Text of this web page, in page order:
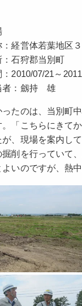
：経営体若葉地区
：石狩郡当別町
2010/07/21～
者：劔持 雄
ったのは、当別町
。「こちらにきて
が、現場を案内し
掘削を行っていて
よいのですが、熱